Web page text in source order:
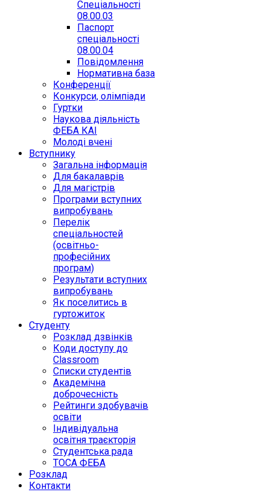
Спеціальності
08.00.03
Паспорт
спеціальності
08.00.04
Повідомлення
Нормативна база
Конференції
Конкурси, олімпіади
Гуртки
Наукова діяльність
ФЕБА КАІ
Молоді вчені
Вступнику
Загальна інформація
Для бакалаврів
Для магістрів
Програми вступних
випробувань
Перелік
спеціальностей
(освітньо-
професійних
програм)
Результати вступних
випробувань
Як поселитись в
гуртожиток
Студенту
Розклад дзвінків
Коди доступу до
Classroom
Списки студентів
Академічна
доброчесність
Рейтинги здобувачів
освіти
Індивідуальна
освітня траєкторія
Студентська рада
ТОСА ФЕБА
Розклад
Контакти